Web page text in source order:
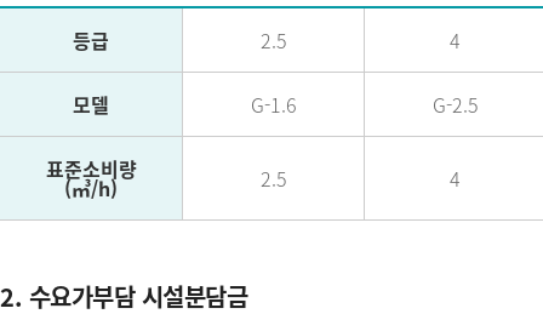
등급 2.5 4
모델 G-1.6 G-2.5
표준소비량
(㎥/h) 2.5 4
2. 수요가부담 시설분담금